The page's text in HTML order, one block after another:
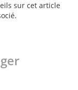
sur cet article